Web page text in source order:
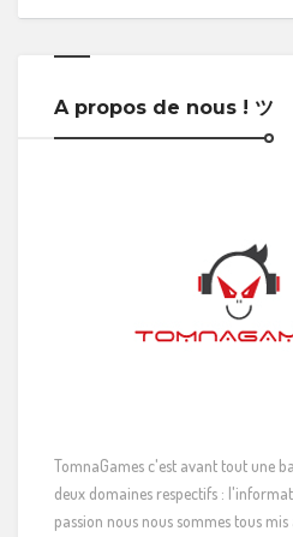
A propos de nous ! ツ
TomnaGames c'est avant tout une
deux domaines respectifs :
passion nous nous sommes tous